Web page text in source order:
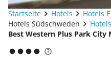
Startseite Hotels Hotels
Hotels Südschweden
Best Western Plus Park City